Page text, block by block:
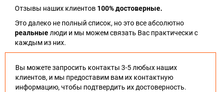
Отзывы наших клиентов 100% достоверные.
Это далеко не полный список, но это все абсолютно
реальныелюди и мы можем связать Вас практически с
каждым из них.
Вы можете запросить контакты 3-5 любых наших
клиентов, и мы предоставим вам их контактную
информацию, чтобы подтвердить их достоверность.